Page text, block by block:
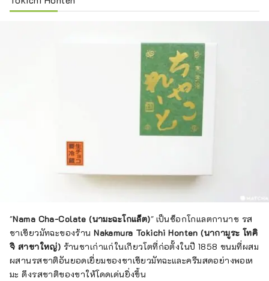
"Nama Cha-Colate (นามะฉะโกแล็ต)" เป็นช็อกโกแลตกานาช รส
ชาเขียวมัทฉะของร้านNakamura Tokichi Honten (นากามูระ โทคิ
จิ สาขาใหญ่) ร้านชาเก่าแก่ในเกียวโตที่ก่อตั้งในปี 1858 ขนมที่ผสม
ผสานรสชาติอันยอดเยี่ยมของชาเขียวมัทฉะและครีมสดอย่างพอเห
มะ ดึงรสชาติของชาให้โดดเด่นยิ่งขึ้น